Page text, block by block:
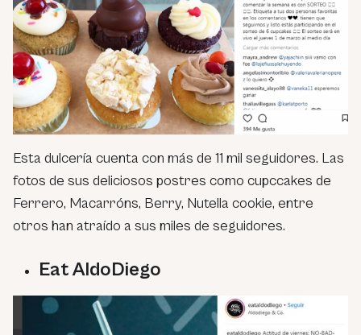
Esta dulcería cuenta con más de 11 mil seguidores. Las
fotos de sus deliciosos postres como cupccakes de
Ferrero, Macarróns, Berry, Nutella cookie, entre
otros han atraído a sus miles de seguidores.
Eat AldoDiego